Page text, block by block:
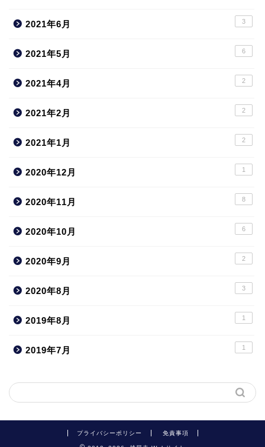
2021年6月 3
2021年5月 6
2021年4月 2
2021年2月 2
2021年1月 2
2020年12月 1
2020年11月 8
2020年10月 6
2020年9月 2
2020年8月 3
2019年8月 1
2019年7月 1
プライバシーポリシー 免責事項